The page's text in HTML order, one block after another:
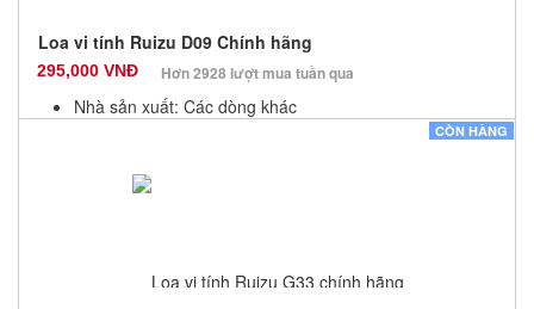
Loa vi tính Ruizu D09 Chính hãng
295,000 VNĐ Hơn 2928 lượt mua tuần qua
Nhà sản xuất: Các dòng khác
Số lượng: 100
CÒN HÀNG